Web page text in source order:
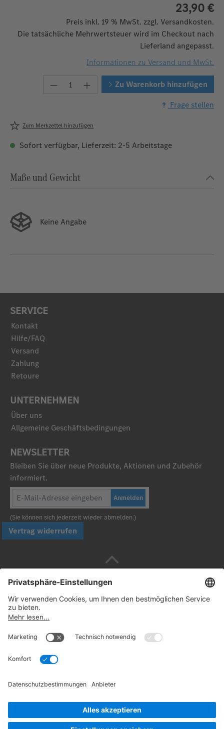
23,90 €
Preis inkl. 19 % MwSt. zzgl. Versandkosten.
Die tatsächliche Mehrwertsteuer wird im Checkout nach
Lieferland angepasst.
Informationen zu Versand und MwSt.
Produkt Anzahl: Gib den
Zu Warenkorb hinzufügen
Frage stellen
Zum Merkzettel hinzufügen
Sofort verfügbar, Lieferzeit: 2-5 Arbeitstage
Maße und Gewicht
Keine Angabe
SERVICE
Kontakt
Hilfe/FAQ
Versand
Zahlung
Retoure
UNTERNEHMEN
Über uns
Allgemeine Geschäftsbedingungen
NEWSLETTER
Bleiben Sie über neue Produkte, Aktionen und Zubehör
informiert.
Anmelden
(Sie können sich jederzeit wieder abmelden.)
Vertrag widerrufen
Sicher bezahlen mit
© 2026. Daimler Truck AG. Alle Rechte vorbehalten
Widerrufsbelehrung